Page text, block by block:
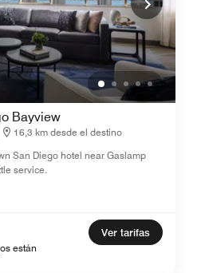
Bayview
16,3 km desde el destino
San Diego hotel near Gaslamp
service.
están
Ver tarifas